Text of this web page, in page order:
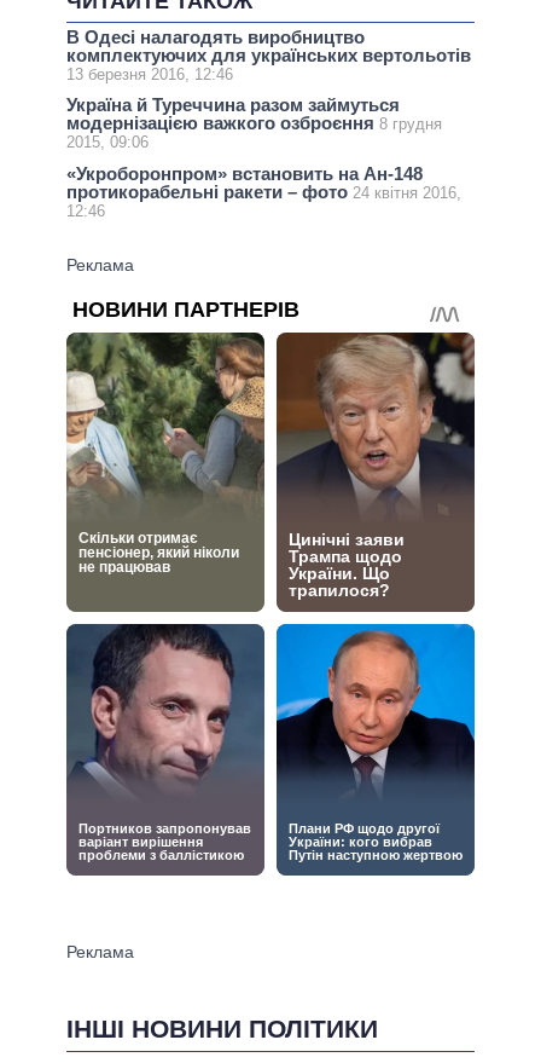
В Одесі налагодять виробництво
комплектуючих для українських вертольотів
13 березня 2016, 12:46
Україна й Туреччина разом займуться
модернізацією важкого озброєння 8 грудня
2015, 09:06
«Укроборонпром» встановить на Ан-148
протикорабельні ракети – фото 24 квітня 2016,
12:46
ІНШІ НОВИНИ ПОЛІТИКИ